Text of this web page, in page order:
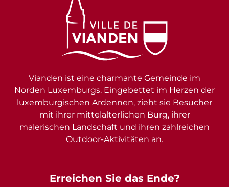
Erreichen Sie das Ende?
Vianden ist eine charmante Gemeinde im
Norden Luxemburgs. Eingebettet im Herzen der
luxemburgischen Ardennen, zieht sie Besucher
mit ihrer mittelalterlichen Burg, ihrer
malerischen Landschaft und ihren zahlreichen
Outdoor-Aktivitäten an.